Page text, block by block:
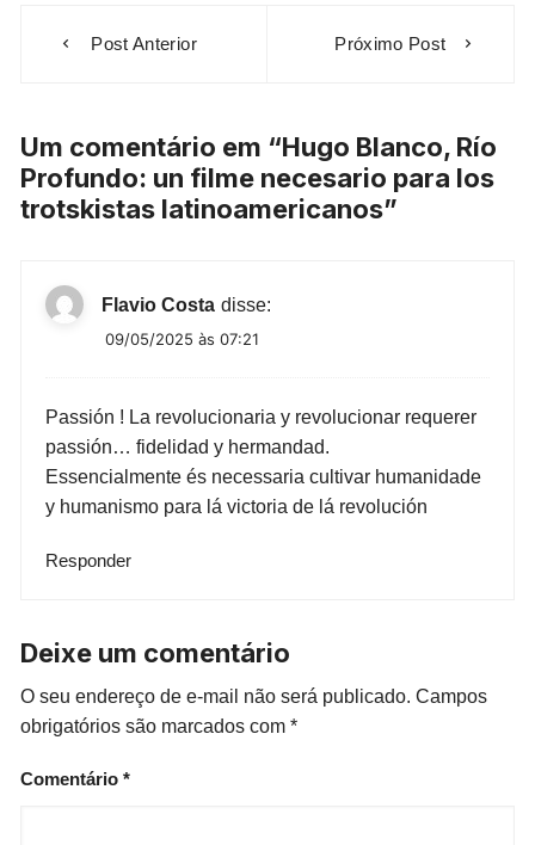
Post Anterior Próximo Post
Um comentário em “Hugo Blanco, Río
Profundo: un filme necesario para los
trotskistas latinoamericanos”
Flavio Costa disse:
09/05/2025 às 07:21
Passión ! La revolucionaria y revolucionar requerer
passión… fidelidad y hermandad.
Essencialmente és necessaria cultivar humanidade
y humanismo para lá victoria de lá revolución
Responder
Deixe um comentário
O seu endereço de e-mail não será publicado. Campos
obrigatórios são marcados com*
Comentário*